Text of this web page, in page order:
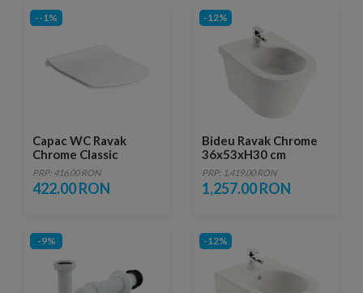
--1%
Capac WC Ravak
Chrome Classic
SoftClose, Slim
PRP: 416.00 RON
422.00 RON
-12%
Bideu Ravak Chrome
36x53xH30 cm
PRP: 1,419.00 RON
1,257.00 RON
-9% -12%